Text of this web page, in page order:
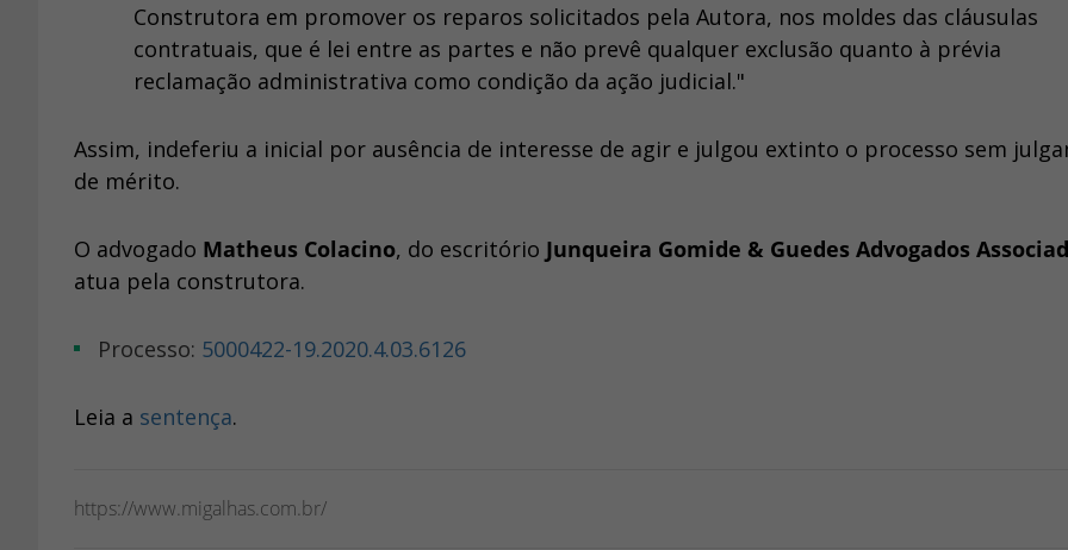
Construtora em promover os reparos solicitados pela Autora, nos moldes das cláusulas
contratuais, que é lei entre as partes e não prevê qualquer exclusão quanto à prévia
reclamação administrativa como condição da ação judicial."
Assim, indeferiu a inicial por ausência de interesse de agir e julgou extinto o processo sem
de mérito.
O advogado Matheus Colacino, do escritório Junqueira Gomide & Guedes Advogados
atua pela construtora.
Processo: 5000422-19.2020.4.03.6126
Leia a sentença.
https://www.migalhas.com.br/